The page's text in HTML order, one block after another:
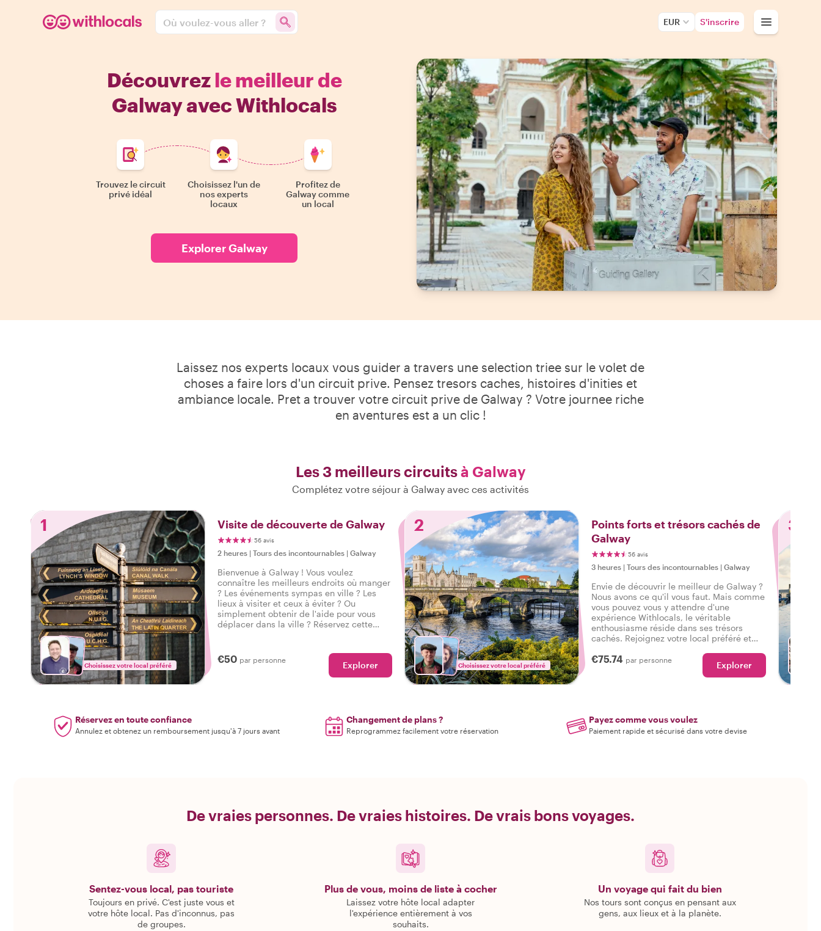
Où voulez-vous aller ? EUR S'inscrire
Découvrezle meilleur de
Galway avec Withlocals
Trouvez le circuit
privé idéal
Choisissez l'un de
nos experts
locaux
Profitez de
Galway comme
un local
Explorer Galway
Laissez nos experts locaux vous guider a travers une selection triee sur le volet de
choses a faire lors d'un circuit prive. Pensez tresors caches, histoires d'inities et
ambiance locale. Pret a trouver votre circuit prive de Galway ? Votre journee riche
en aventures est a un clic !
Les 3 meilleurs circuitsà Galway
Complétez votre séjour à Galway avec ces activités
1
Choisissez votre local préféré
Visite de découverte de Galway
56 avis
2 heures | Tours des incontournables | Galway
Bienvenue à Galway ! Vous voulez
connaître les meilleurs endroits où manger
? Les événements sympas en ville ? Les
lieux à visiter et ceux à éviter ? Ou
simplement obtenir de l'aide pour vous
déplacer dans la ville ? Réservez cette
commencer votre séjour.
€50 par personne Explorer
2
Choisissez votre local préféré
Points forts et trésors cachés de
Galway
56 avis
3 heures | Tours des incontournables | Galway
Envie de découvrir le meilleur de Galway ?
Nous avons ce qu'il vous faut. Mais comme
vous pouvez vous y attendre d'une
expérience Withlocals, le véritable
enthousiasme réside dans ses trésors
cachés. Rejoignez votre local préféré et
d'une visite qui a tout pour vous permettre
de dire : J'ai découvert la vraie Galway !
€75.74 par personne Explorer
3
Réservez en toute confiance
Annulez et obtenez un remboursement jusqu'à 7 jours avant
Changement de plans ?
Reprogrammez facilement votre réservation
Payez comme vous voulez
Paiement rapide et sécurisé dans votre devise
De vraies personnes. De vraies histoires. De vrais bons voyages.
Sentez-vous local, pas touriste
Toujours en privé. C'est juste vous et
votre hôte local. Pas d'inconnus, pas
de groupes.
Plus de vous, moins de liste à cocher
Laissez votre hôte local adapter
l'expérience entièrement à vos
souhaits.
Un voyage qui fait du bien
Nos tours sont conçus en pensant aux
gens, aux lieux et à la planète.